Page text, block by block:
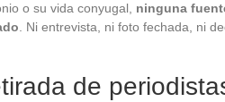
o su vida conyugal, ninguna
. Ni entrevista, ni foto fechada, ni
de